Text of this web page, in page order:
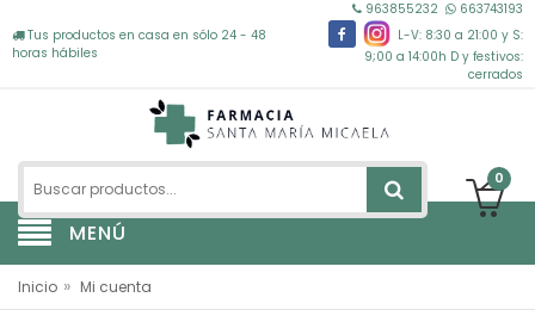
Tus productos en casa en sólo 24 - 48
horas hábiles
963855232
663743193
L-V: 8:30 a 21:00 y S:
9;00 a 14:00h D y festivos:
cerrados
0
MENÚ
Inicio » Mi cuenta